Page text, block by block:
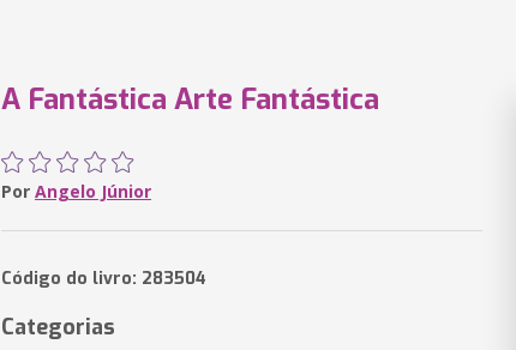
A Fantástica Arte Fantástica
Por Angelo Júnior
Código do livro: 283504
Categorias